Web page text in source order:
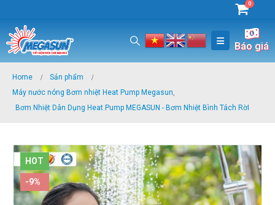
0
Báo giá
Home
Sản phẩm
Máy nước nóng Bơm nhiệt Heat Pump Megasun,
Bơm Nhiệt Dân Dụng Heat Pump MEGASUN - Bơm Nhiệt Bình Tách RờI
HOT
-9%